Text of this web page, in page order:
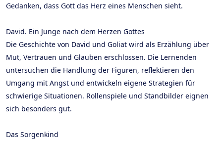
Gedanken, dass Gott das Herz eines Menschen sieht.
David. Ein Junge nach dem Herzen Gottes
Die Geschichte von David und Goliat wird als Erzählung über
Mut, Vertrauen und Glauben erschlossen. Die Lernenden
untersuchen die Handlung der Figuren, reflektieren den
Umgang mit Angst und entwickeln eigene Strategien für
schwierige Situationen. Rollenspiele und Standbilder eignen
sich besonders gut.
Das Sorgenkind